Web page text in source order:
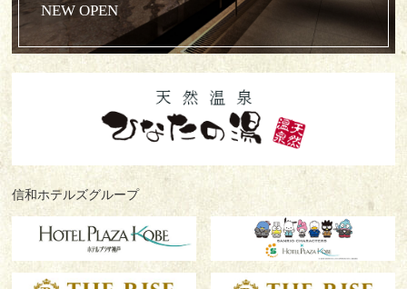
NEW OPEN
信和ホテルズグループ